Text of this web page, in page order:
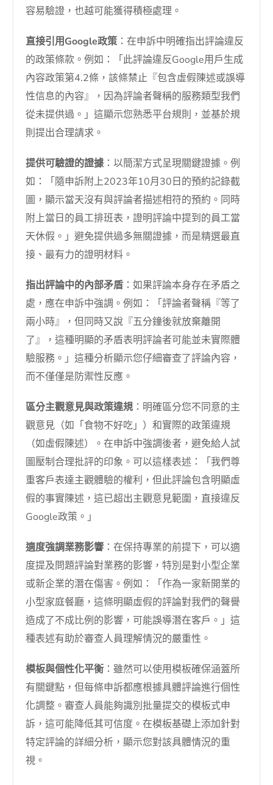
容易驗證，也越可能獲得積極處理。
直接引用Google政策 ：在申訴中明確指出評論違反
的政策條款。例如：「此評論違反Google用戶生成
內容政策第4.2條，該條禁止『包含虛假陳述或誤導
性信息的內容』，因為評論者聲稱的服務類型我們
從未提供過。」這顯示您熟悉平台規則，並基於規
則提出合理請求。
提供可驗證的證據：以簡潔方式呈現關鍵證據。例
如：「隨申訴附上2023年10月30日的預約記錄截
圖，顯示當天沒有與評論者描述相符的預約。同時
附上當日的員工排班表，證明評論中提到的員工當
天休假。」避免提供過多無關證據，而是精選最直
接、最有力的證明材料。
指出評論中的內部矛盾 ：如果評論本身存在矛盾之
處，應在申訴中強調。例如：「評論者聲稱『等了
兩小時』，但同時又說『五分鐘後就放棄離開
了』，這種明顯的矛盾表明評論者可能並未實際體
驗服務。」這種分析顯示您仔細審查了評論內容，
而不僅僅是防禦性反應。
區分主觀意見與政策違規 ：明確區分您不同意的主
觀意見（如「食物不好吃」）和實際的政策違規
（如虛假陳述）。在申訴中強調後者，避免給人試
圖壓制合理批評的印象。可以這樣表述：「我們尊
重客戶表達主觀體驗的權利，但此評論包含明顯虛
假的事實陳述，這已超出主觀意見範圍，直接違反
Google政策。」
適度強調業務影響 ：在保持專業的前提下，可以適
度提及問題評論對業務的影響，特別是對小型企業
或新企業的潛在傷害。例如：「作為一家新開業的
小型家庭餐廳，這條明顯虛假的評論對我們的聲譽
造成了不成比例的影響，可能誤導潛在客戶。」這
種表述有助於審查人員理解情況的嚴重性。
模板與個性化平衡 ：雖然可以使用模板確保涵蓋所
有關鍵點，但每條申訴都應根據具體評論進行個性
化調整。審查人員能夠識別批量提交的模板式申
訴，這可能降低其可信度。在模板基礎上添加針對
特定評論的詳細分析，顯示您對該具體情況的重
視。